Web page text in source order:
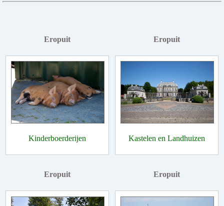
Eropuit
Kinderboerderijen
Eropuit
Kastelen en Landhuizen
Eropuit Eropuit